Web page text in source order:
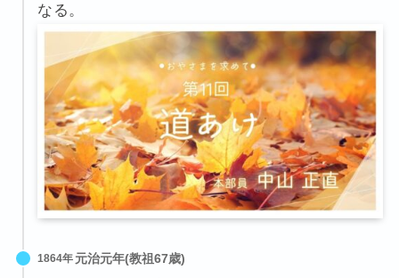
なる。
1864年